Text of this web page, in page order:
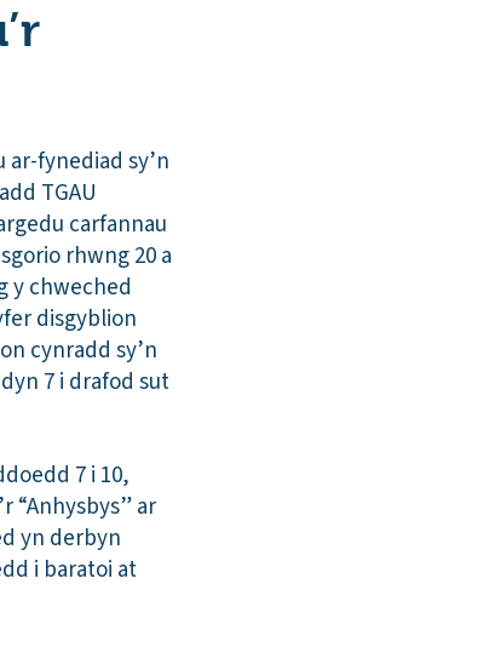
fynediad sy’n
TGAU
carfannau
rhwng 20 a
y chweched
disgyblion
cynradd sy’n
7 i drafod sut
7 i 10,
“Anhysbys” ar
yn derbyn
i baratoi at